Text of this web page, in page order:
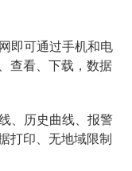
即可通过手机和电
查看、下载，数据
、历史曲线、报警
打印、无地域限制